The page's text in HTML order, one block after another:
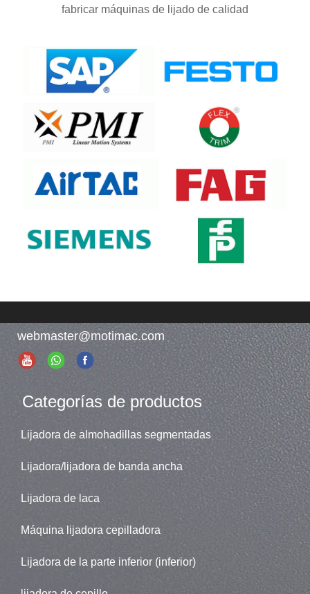
fabricar máquinas de lijado de calidad
webmaster@motimac.com
Categorías de productos
Lijadora de almohadillas segmentadas
Lijadora/lijadora de banda ancha
Lijadora de laca
Máquina lijadora cepilladora
Lijadora de la parte inferior (inferior)